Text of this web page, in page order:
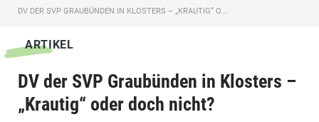
DV DER SVP GRAUBÜNDEN IN KLOSTERS – „KRAUTIG“ O...
ARTIKEL
DV der SVP Graubünden in Klosters –
„Krautig“ oder doch nicht?